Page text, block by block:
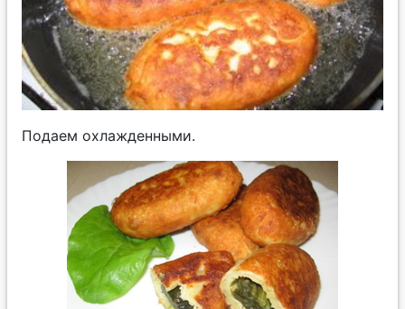
Подаем охлажденными.